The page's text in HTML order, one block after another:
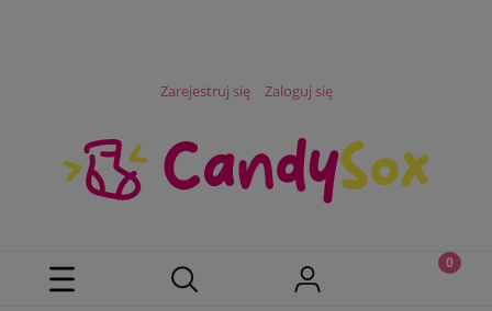
Zarejestruj się Zaloguj się